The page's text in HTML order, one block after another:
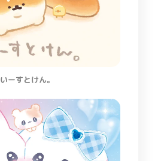
いーすとけん。